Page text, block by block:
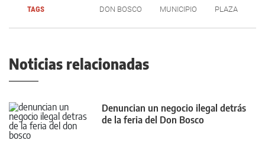
TAGS DON BOSCO MUNICIPIO PLAZA
Noticias relacionadas
Denuncian un negocio ilegal detrás
de la feria del Don Bosco